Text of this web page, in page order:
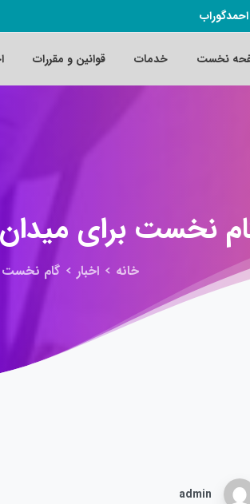
احمدگوراب
نخست خدمات قوانین و مقررات
نخست برای میدان
خانه اخبار گام نخست
admin